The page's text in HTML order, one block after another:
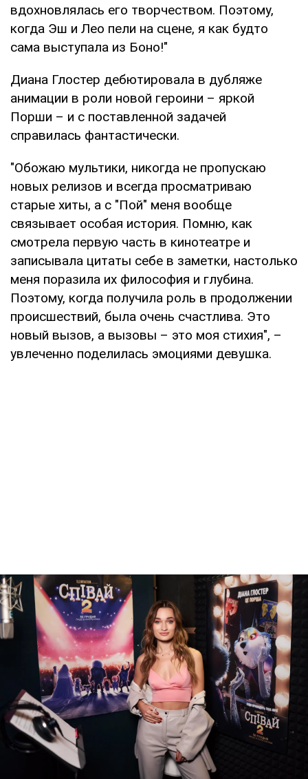
вдохновлялась его творчеством. Поэтому,
когда Эш и Лео пели на сцене, я как будто
сама выступала из Боно!"
Диана Глостер дебютировала в дубляже
анимации в роли новой героини – яркой
Порши – и с поставленной задачей
справилась фантастически.
"Обожаю мультики, никогда не пропускаю
новых релизов и всегда просматриваю
старые хиты, а с "Пой" меня вообще
связывает особая история. Помню, как
смотрела первую часть в кинотеатре и
записывала цитаты себе в заметки, настолько
меня поразила их философия и глубина.
Поэтому, когда получила роль в продолжении
происшествий, была очень счастлива. Это
новый вызов, а вызовы – это моя стихия", –
увлеченно поделилась эмоциями девушка.